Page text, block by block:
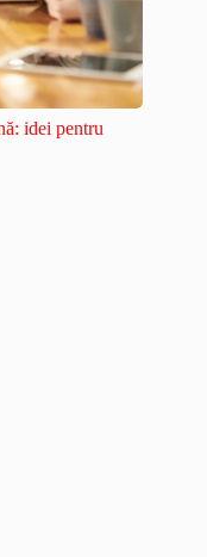
idei pentru